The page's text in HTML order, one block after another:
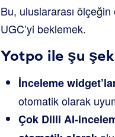
Bu, uluslararası
UGC’yi beklemek.
Yotpo ile şu
İnceleme
otomatik olarak
Çok Dilli AI-